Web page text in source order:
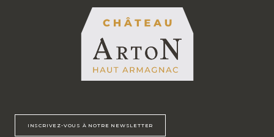
INSCRIVEZ-VOUS À NOTRE NEWSLETTER